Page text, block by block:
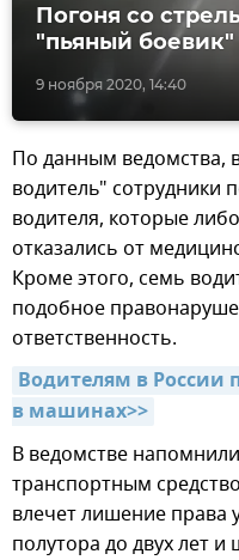
9 ноября 2020, 14:40
Погоня со
"пьяный
По данным ведомства,
водитель" сотрудники
водителя, которые
отказались от
Кроме этого, семь
подобное
ответственность.
Водителям в России
в машинах>>
В ведомстве
транспортным
влечет лишение права
полутора до двух лет